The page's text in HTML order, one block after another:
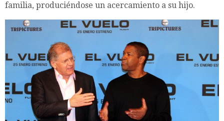
familia, produciéndose un acercamiento a su hijo.